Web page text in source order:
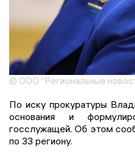
© ООО "Региональные
По иску прокуратуры
основания и
госслужащей. Об этом
по 33 региону.